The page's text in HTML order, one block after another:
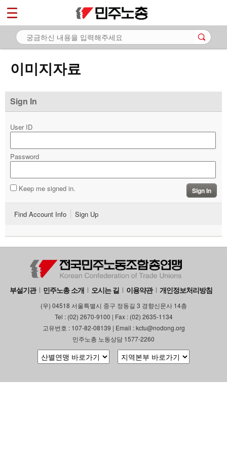
이미지자료
Sign In
User ID
Password
Keep me signed in. Sign In
Find Account Info Sign Up
부설기관 민주노총 소개 오시는 길 이용약관 개인정보처리방침
(우) 04518 서울특별시 중구 정동길 3 경향신문사 14층
Tel : (02) 2670-9100 | Fax : (02) 2635-1134
고유번호 : 107-82-08139 | Email : kctu@nodong.org
민주노총 노동상담 1577-2260
마이페이지
소개
노동상담
자료
- 미디어자료
- 카드뉴스
부설기관